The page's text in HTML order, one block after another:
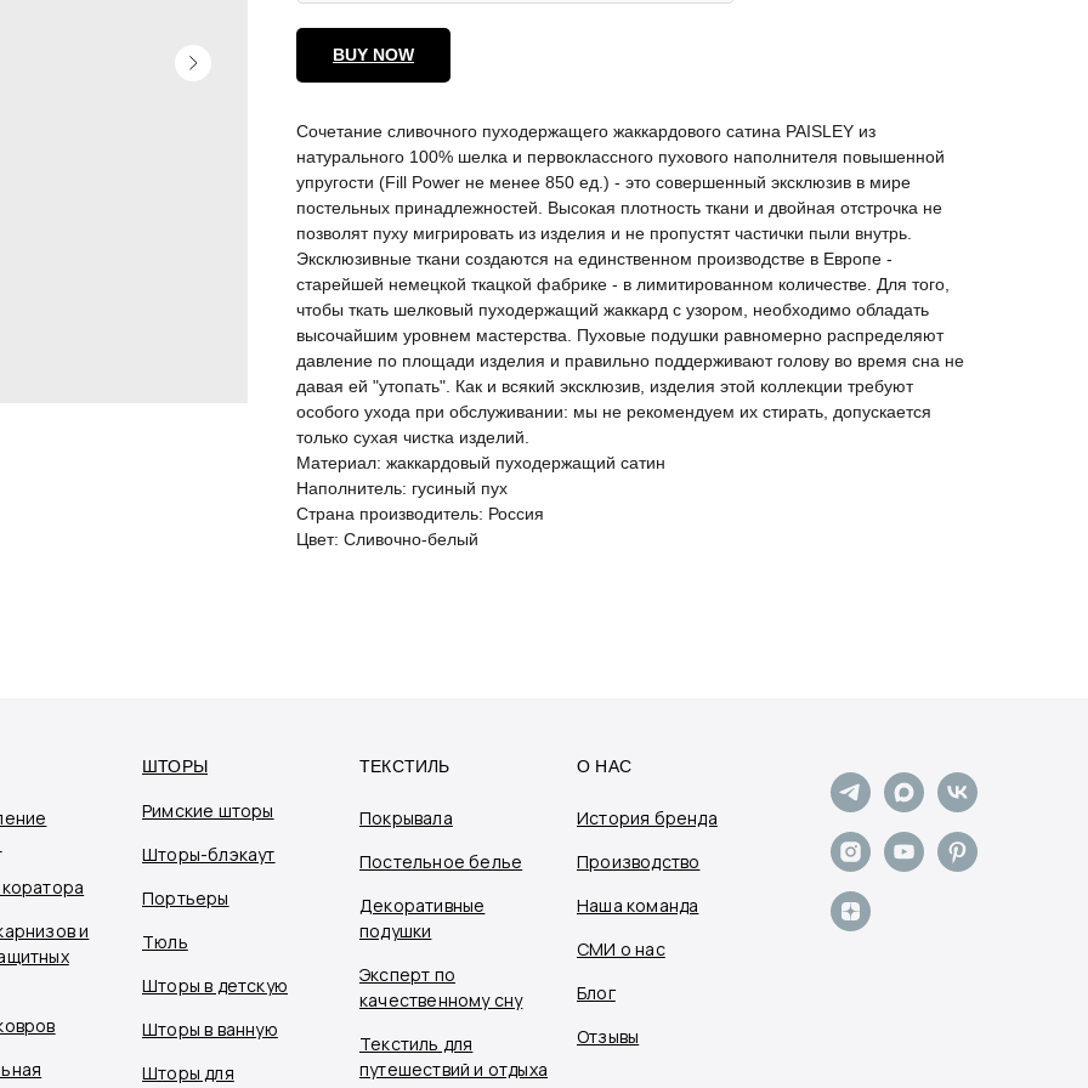
BUY NOW
Сочетание сливочного пуходержащего жаккардового сатина PAISLEY из
натурального 100% шелка и первоклассного пухового наполнителя повышенной
упругости (Fill Power не менее 850 ед.) - это совершенный эксклюзив в мире
постельных принадлежностей. Высокая плотность ткани и двойная отстрочка не
позволят пуху мигрировать из изделия и не пропустят частички пыли внутрь.
Эксклюзивные ткани создаются на единственном производстве в Европе -
старейшей немецкой ткацкой фабрике - в лимитированном количестве. Для того,
чтобы ткать шелковый пуходержащий жаккард с узором, необходимо обладать
высочайшим уровнем мастерства. Пуховые подушки равномерно распределяют
давление по площади изделия и правильно поддерживают голову во время сна не
давая ей "утопать". Как и всякий эксклюзив, изделия этой коллекции требуют
особого ухода при обслуживании: мы не рекомендуем их стирать, допускается
только сухая чистка изделий.
Материал: жаккардовый пуходержащий сатин
Наполнитель: гусиный пух
Страна производитель: Россия
Цвет: Сливочно-белый
и
ШТОРЫ
Римские шторы
Шторы-блэкаут
Портьеры
Тюль
Шторы в детскую
Шторы в ванную
Шторы для
ТЕКСТИЛЬ
Покрывала
Постельное белье
Декоративные
подушки
Эксперт по
качественному сну
Текстиль для
путешествий и отдыха
О НАС
История бренда
Производство
Наша команда
СМИ о нас
Блог
Отзывы